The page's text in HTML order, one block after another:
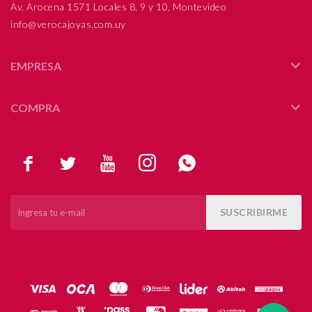
    
SUSCRIBIRME
Av. Arocena 1571 Locales 8, 9 y 10, Montevideo
info@verocajoyas.com.uy
EMPRESA
COMPRA